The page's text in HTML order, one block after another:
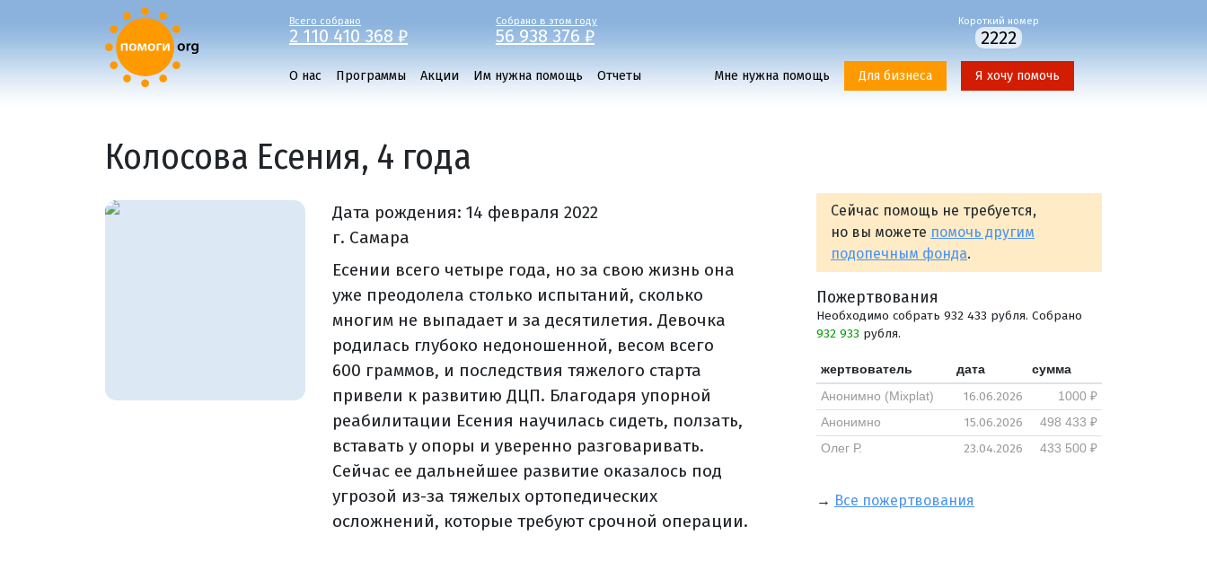
Всего собрано
2 110 410 368 ₽
Собрано в этом году
56 938 376 ₽
Короткий номер
2222
О нас Программы Акции Им нужна помощь Отчеты Мне нужна помощь Для бизнеса Я хочу помочь
Колосова Есения, 4 года
Дата рождения:14 февраля 2022
г. Самара
Есении всего четыре года, но за свою жизнь она
уже преодолела столько испытаний, сколько
многим не выпадает и за десятилетия. Девочка
родилась глубоко недоношенной, весом всего
600 граммов, и последствия тяжелого старта
привели к развитию ДЦП. Благодаря упорной
реабилитации Есения научилась сидеть, ползать,
вставать у опоры и уверенно разговаривать.
Сейчас ее дальнейшее развитие оказалось под
угрозой из-за тяжелых ортопедических
осложнений, которые требуют срочной операции.
Сейчас помощь не требуется,
но вы можете помочь другим
подопечным фонда.
Пожертвования
Необходимо собрать 932 433 рубля. Собрано
932 933 рубля.
жертвователь дата
сумма
Анонимно (Mixplat)
16.06.2026
1000 ₽
Анонимно
15.06.2026
498 433 ₽
Олег Р.
23.04.2026 433 500 ₽
→ Все пожертвования